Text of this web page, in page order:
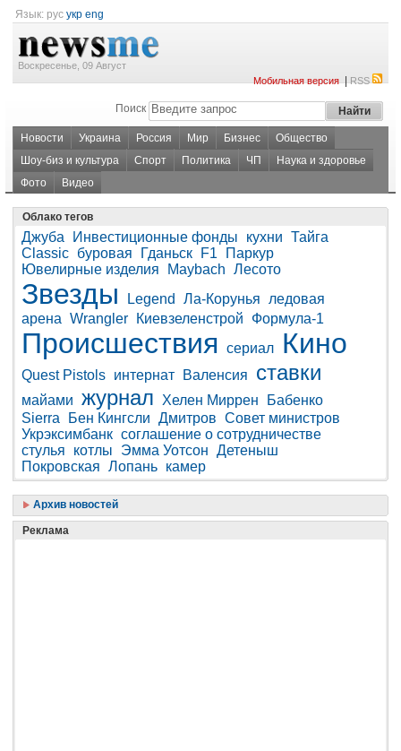
Язык: рус укр eng
Воскресенье, 09 Август
Мобильная версия|RSS
Поиск
Новости Украина Россия Мир Бизнес
Общество
Шоу-биз и культура
Спорт Политика ЧП
Наука и здоровье
Фото
Видео
Облако тегов
Джуба Инвестиционные фонды кухни Тайга
Classic буровая Гданьск F1
Паркур
Ювелирные изделия
Maybach Лесото
Звезды Legend Ла-Корунья
ледовая
арена Wrangler Киевзеленстрой Формула-1
Происшествия сериал Кино
Quest Pistols интернат Валенсия ставки
майами журнал Хелен Миррен
Бабенко
Sierra
Бен Кингсли Дмитров Совет министров
Укрэксимбанк соглашение о сотрудничестве
стулья
котлы Эмма Уотсон Детеныш
Покровская Лопань камер
Архив новостей
Реклама